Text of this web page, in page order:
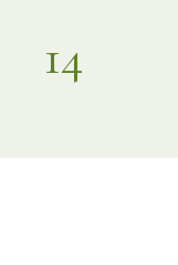
14